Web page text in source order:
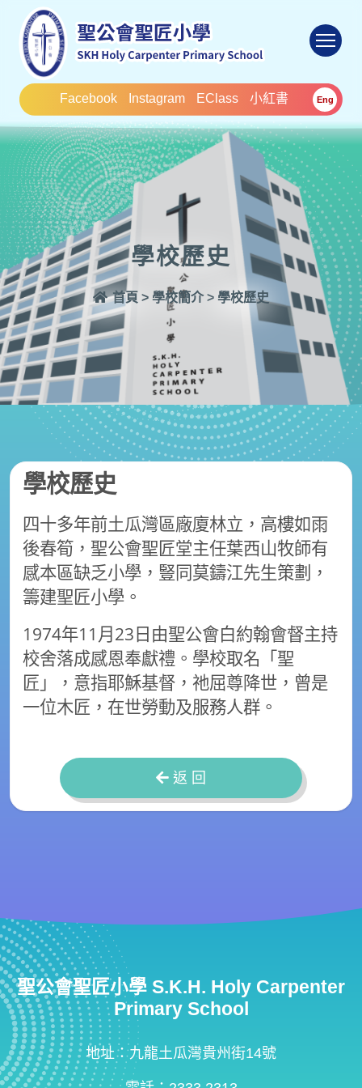
Facebook Instagram EClass 小紅書 Eng
學校歷史
首頁 > 學校簡介 > 學校歷史
學校歷史
四十多年前土瓜灣區廠廈林立，高樓如雨
後春筍，聖公會聖匠堂主任葉西山牧師有
感本區缺乏小學，豎同莫鑄江先生策劃，
籌建聖匠小學。
1974年11月23日由聖公會白約翰會督主持
校舍落成感恩奉獻禮。學校取名「聖
匠」，意指耶穌基督，祂屈尊降世，曾是
一位木匠，在世勞動及服務人群。
返 回
聖公會聖匠小學 S.K.H. Holy Carpenter
Primary School
地址：九龍土瓜灣貴州街14號